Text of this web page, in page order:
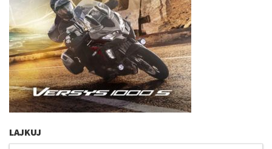
LAJKUJ